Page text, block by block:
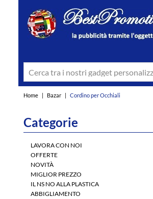
Home | Bazar | Cordino per Occhiali
Categorie
LAVORA CON NOI
OFFERTE
NOVITÀ
MIGLIOR PREZZO
IL NS NO ALLA PLASTICA
ABBIGLIAMENTO